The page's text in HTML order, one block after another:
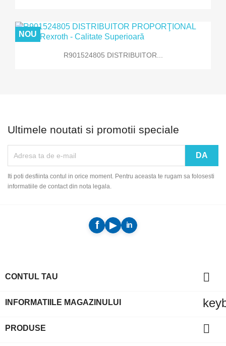
R901524805 DISTRIBUITOR...
NOU
Ultimele noutati si promotii speciale
Iti poti desfiinta contul in orice moment. Pentru aceasta te rugam sa folosesti
informatiile de contact din nota legala.
CONTUL TAU 
INFORMATIILE MAGAZINULUI
PRODUSE 